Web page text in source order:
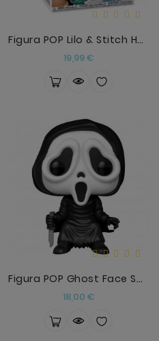
Figura POP Lilo & Stitch Hula Lilo With Scrump
19,99 €Precio
Figura POP Ghost Face SCREAM2
18,00 €Precio